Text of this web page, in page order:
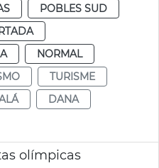
POBLES SUD
NORMAL
TURISME
DANA
olímpicas